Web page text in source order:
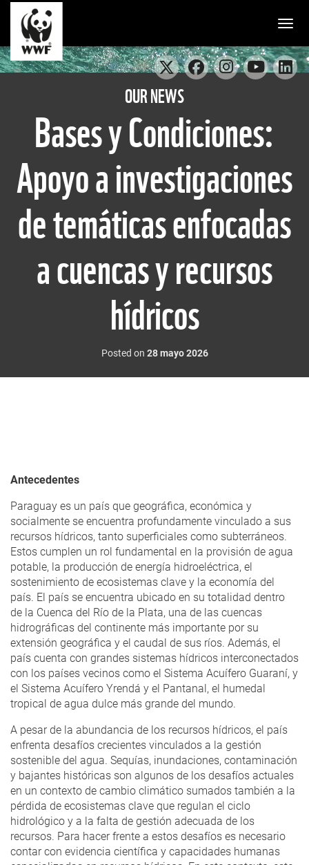
OUR NEWS
Bases y Condiciones:
Apoyo a investigaciones
de temáticas enfocadas
a cuencas y recursos
hídricos
Posted on 28 mayo 2026
Antecedentes
Paraguay es un país que geográfica, económica y
socialmente se encuentra profundamente vinculado a sus
recursos hídricos, tanto superficiales como subterráneos.
Estos cumplen un rol fundamental en la provisión de agua
potable, la producción de energía hidroeléctrica, el
sostenimiento de ecosistemas clave y la economía del
país. El país se encuentra ubicado en su totalidad dentro
de la Cuenca del Río de la Plata, una de las cuencas
hidrográficas del continente más importante por su
extensión geográfica y el caudal de sus ríos. Además, el
país cuenta con grandes sistemas hídricos interconectados
con los países vecinos como el Sistema Acuífero Guaraní, y
el Sistema Acuífero Yrendá y el Pantanal, el humedal
tropical de agua dulce más grande del mundo.
A pesar de la abundancia de los recursos hídricos, el país
enfrenta desafíos crecientes vinculados a la gestión
sostenible del agua. Sequías, inundaciones, contaminación
y bajantes históricas son algunos de los desafíos actuales
en un contexto de cambio climático sumados también a la
pérdida de ecosistemas clave que regulan el ciclo
hidrológico y a la falta de gestión adecuada de los
recursos. Para hacer frente a estos desafíos es necesario
contar con evidencia científica y capacidades humanas